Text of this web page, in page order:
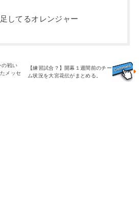
してるオレンジャー
の戦い
メッセ
【練習試合？】開幕１週間前のチー
ム状況を大宮花伝がまとめる。